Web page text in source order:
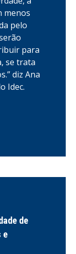
menos
pelo
para
se trata
diz Ana
Idec.
de
e